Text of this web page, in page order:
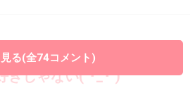
ようになっちゃうのかな？
きじゃない(´･_･`)
見る(全74コメント)